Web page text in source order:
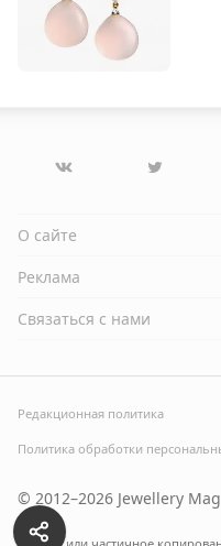
О сайте
Реклама
Связаться с нами
© 2012–2026 Jewellery Mag
Редакционная политика
Политика обработки